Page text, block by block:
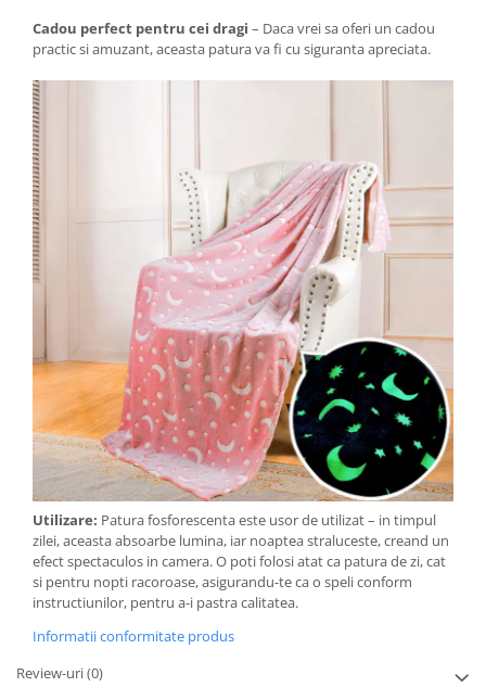
Cadou perfect pentru cei dragi – Daca vrei sa oferi un cadou
practic si amuzant, aceasta patura va fi cu siguranta apreciata.
Utilizare: Patura fosforescenta este usor de utilizat – in timpul
zilei, aceasta absoarbe lumina, iar noaptea straluceste, creand un
efect spectaculos in camera. O poti folosi atat ca patura de zi, cat
si pentru nopti racoroase, asigurandu-te ca o speli conform
instructiunilor, pentru a-i pastra calitatea.
Informatii conformitate produs
Review-uri(0)